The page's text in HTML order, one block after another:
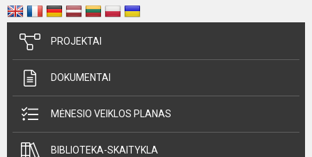
PROJEKTAI
DOKUMENTAI
MĖNESIO VEIKLOS PLANAS
BIBLIOTEKA-SKAITYKLA